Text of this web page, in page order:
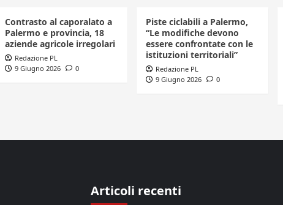
Contrasto al caporalato a
Palermo e provincia, 18
aziende agricole irregolari
Redazione PL
9 Giugno 2026
0
Piste ciclabili a Palermo,
“Le modifiche devono
essere confrontate con le
istituzioni territoriali”
Redazione PL
9 Giugno 2026
0
Articoli recenti